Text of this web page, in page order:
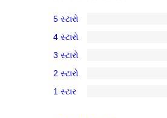
5-
સ્ટાર
સમીક્ષા
5 સ્ટારો
4-
સ્ટાર
સમીક્ષાઓ
4 સ્ટારો
3-
સ્ટાર
3 સ્ટારો
2-
2 સ્ટારો
1 સ્ટાર